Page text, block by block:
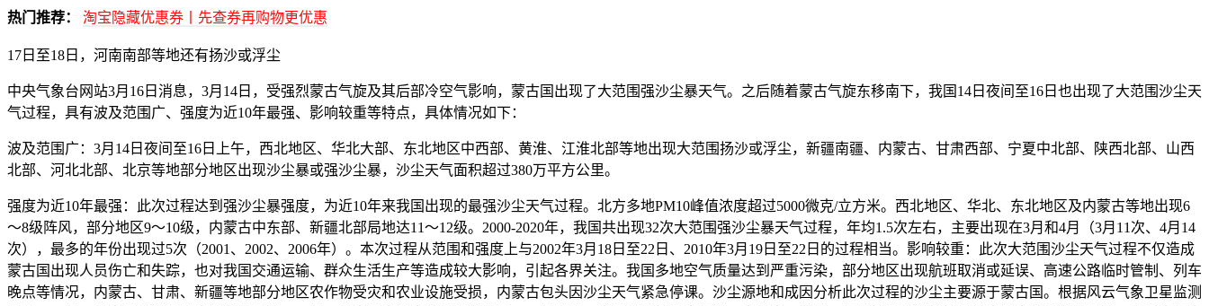
热门推荐： 淘宝隐藏优惠券丨先查券再购物更优惠
17日至18日，河南南部等地还有扬沙或浮尘
中央气象台网站3月16日消息，3月14日，受强烈蒙古气旋及其后部冷空气影响，蒙古国出现了大范围强沙尘暴天气。之后随着蒙古气旋东移南下，我国14日夜间至16日也出现了大范围沙尘天
气过程，具有波及范围广、强度为近10年最强、影响较重等特点，具体情况如下：
波及范围广：3月14日夜间至16日上午，西北地区、华北大部、东北地区中西部、黄淮、江淮北部等地出现大范围扬沙或浮尘，新疆南疆、内蒙古、甘肃西部、宁夏中北部、陕西北部、山西
北部、河北北部、北京等地部分地区出现沙尘暴或强沙尘暴，沙尘天气面积超过380万平方公里。
强度为近10年最强：此次过程达到强沙尘暴强度，为近10年来我国出现的最强沙尘天气过程。北方多地PM10峰值浓度超过5000微克/立方米。西北地区、华北、东北地区及内蒙古等地出现6
～8级阵风，部分地区9～10级，内蒙古中东部、新疆北部局地达11～12级。2000-2020年，我国共出现32次大范围强沙尘暴天气过程，年均1.5次左右，主要出现在3月和4月（3月11次、4月14
次），最多的年份出现过5次（2001、2002、2006年）。本次过程从范围和强度上与2002年3月18日至22日、2010年3月19日至22日的过程相当。影响较重：此次大范围沙尘天气过程不仅造成
蒙古国出现人员伤亡和失踪，也对我国交通运输、群众生活生产等造成较大影响，引起各界关注。我国多地空气质量达到严重污染，部分地区出现航班取消或延误、高速公路临时管制、列车
晚点等情况，内蒙古、甘肃、新疆等地部分地区农作物受灾和农业设施受损，内蒙古包头因沙尘天气紧急停课。沙尘源地和成因分析此次过程的沙尘主要源于蒙古国。根据风云气象卫星监测